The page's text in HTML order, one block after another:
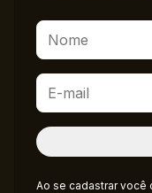
Ao se cadastrar você